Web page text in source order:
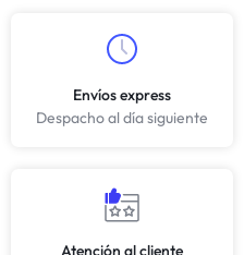
Envíos express
Despacho al día siguiente
Atención al cliente